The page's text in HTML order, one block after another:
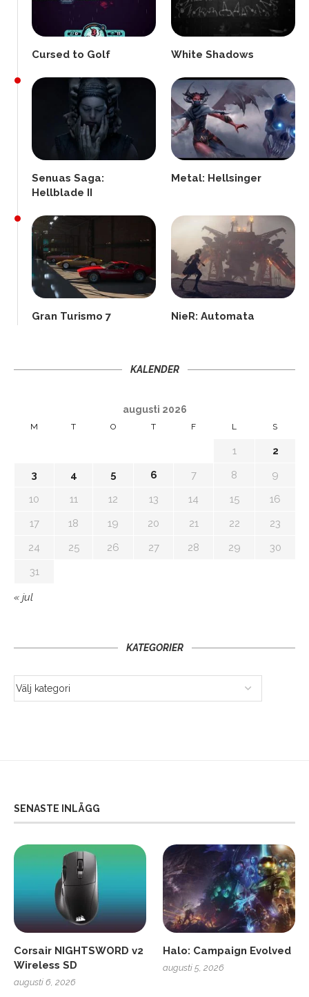
Cursed to Golf White Shadows
Senuas Saga:
Hellblade II
Metal: Hellsinger
Gran Turismo 7 NieR: Automata
KALENDER
augusti 2026
M T O T F L S
1
2
3
4 5 6 7 8
9
10
11 12 13 14 15
16
17
18 19 20 21 22
23
24
25 26 27 28 29
30
31
« jul
KATEGORIER
SENASTE INLÄGG
Corsair NIGHTSWORD v2
Wireless SD
augusti 6, 2026
Halo: Campaign Evolved
augusti 5, 2026